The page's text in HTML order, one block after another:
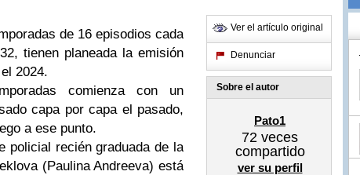
de 16 episodios cada
tienen planeada la emisión
2024.
comienza con un
capa por capa el pasado,
a ese punto.
policial recién graduada de la
(Paulina Andreeva) está
Ver el artículo original
Denunciar
Sobre el autor
Pato1
72 veces
compartido
ver su perfil